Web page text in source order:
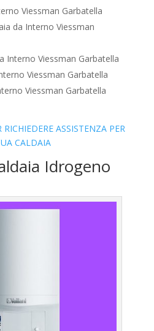
Viessman Garbatella
da Interno Viessman
Interno Viessman Garbatella
Viessman Garbatella
Viessman Garbatella
ASSISTENZA PER
CALDAIA
Idrogeno